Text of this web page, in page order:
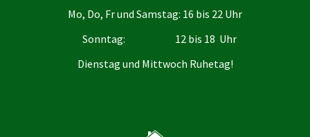
Mo, Do, Fr und Samstag: 16 bis 22 Uhr
Sonntag: 12 bis 18 Uhr
Dienstag und Mittwoch Ruhetag!